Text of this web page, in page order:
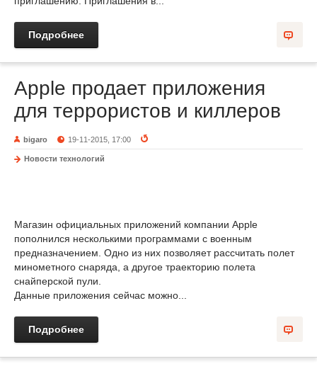
Подробнее
Apple продает приложения
для террористов и киллеров
bigaro 19-11-2015, 17:00
Новости технологий
Магазин официальных приложений компании Apple
пополнился несколькими программами с военным
предназначением. Одно из них позволяет рассчитать полет
минометного снаряда, а другое траекторию полета
снайперской пули.
Данные приложения сейчас можно...
Подробнее